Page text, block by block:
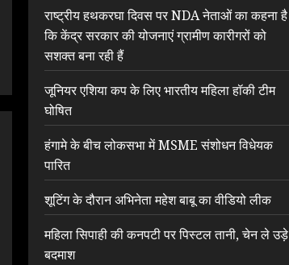
राष्ट्रीय हथकरघा दिवस पर NDA नेताओं का कहना है
कि केंद्र सरकार की योजनाएं ग्रामीण कारीगरों को
सशक्त बना रही हैं
जूनियर एशिया कप के लिए भारतीय महिला हॉकी टीम
घोषित
हंगामे के बीच लोकसभा में MSME संशोधन विधेयक
पारित
शूटिंग के दौरान अभिनेता महेश बाबू का वीडियो लीक
महिला सिपाही की कनपटी पर पिस्टल तानी, चेन ले उड़े
बदमाश